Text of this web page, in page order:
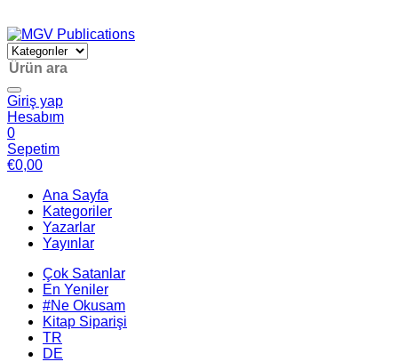
Giriş yap
Hesabım
0
Sepetim
€0,00
Ana Sayfa
Kategoriler
Yazarlar
Yayınlar
Çok Satanlar
En Yeniler
#Ne Okusam
Kitap Siparişi
TR
DE